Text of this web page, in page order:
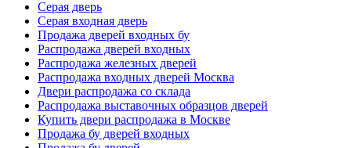
Серая дверь
Серая входная дверь
Продажа дверей входных бу
Распродажа дверей входных
Распродажа железных дверей
Распродажа входных дверей Москва
Двери распродажа со склада
Распродажа выставочных образцов дверей
Купить двери распродажа в Москве
Продажа бу дверей входных